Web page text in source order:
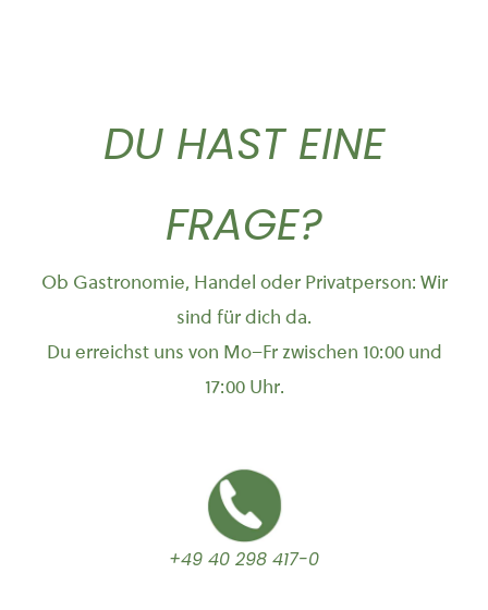
DU HAST EINE
FRAGE?
Ob Gastronomie, Handel oder Privatperson: Wir
sind für dich da.
Du erreichst uns von Mo–Fr zwischen 10:00 und
17:00 Uhr.
+49 40 298 417-0